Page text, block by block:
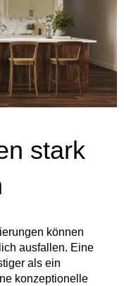
stark
können
ausfallen. Eine
als ein
konzeptionelle